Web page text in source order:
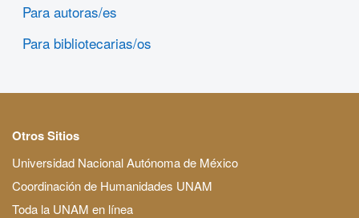
Para autoras/es
Para bibliotecarias/os
Otros Sitios
Universidad Nacional Autónoma de México
Coordinación de Humanidades UNAM
Toda la UNAM en línea